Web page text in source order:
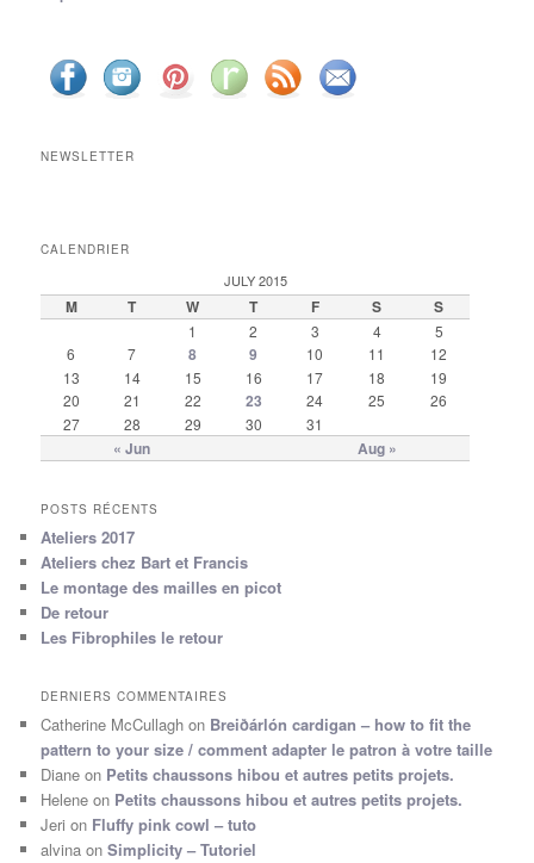
NEWSLETTER
CALENDRIER
JULY 2015
M T W T F S S
« Jun Aug »
1 2 3 4
5
6
7 8 9 10 11
12
13
14 15 16 17 18
19
20
21 22 23 24 25
26
27
28 29 30 31
POSTS RÉCENTS
Ateliers 2017
Ateliers chez Bart et Francis
Le montage des mailles en picot
De retour
Les Fibrophiles le retour
DERNIERS COMMENTAIRES
Catherine McCullagh on Breiðárlón cardigan – how to fit the
pattern to your size / comment adapter le patron à votre taille
Diane on Petits chaussons hibou et autres petits projets.
Helene on Petits chaussons hibou et autres petits projets.
Jeri on Fluffy pink cowl – tuto
alvina onSimplicity – Tutoriel